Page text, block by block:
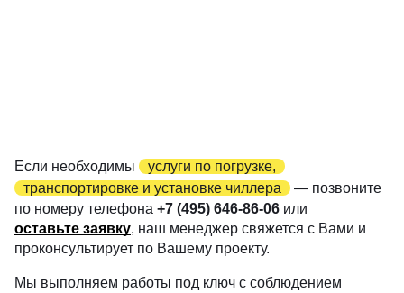
Если необходимы
услуги по погрузке,
транспортировке и установке чиллера
— позвоните
по номеру телефона +7 (495) 646-86-06 или
оставьте заявку, наш менеджер свяжется с Вами и
проконсультирует по Вашему проекту.
Мы выполняем работы под ключ с соблюдением